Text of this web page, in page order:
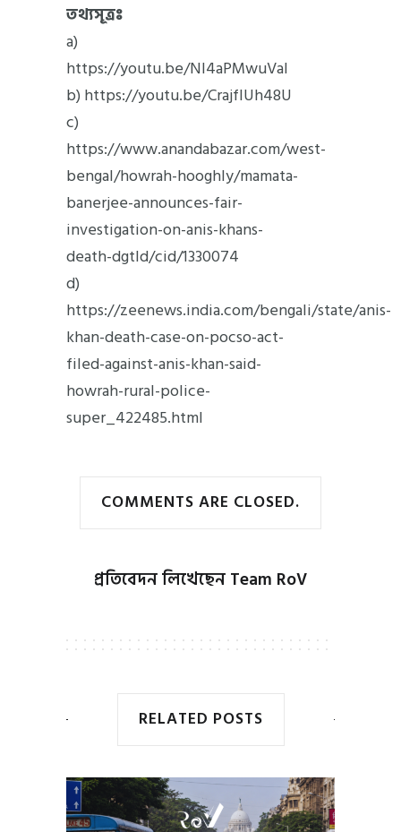
তথ্যসূত্রঃ
a)
https://youtu.be/NI4aPMwuVaI
b) https://youtu.be/CrajfIUh48U
c)
https://www.anandabazar.com/west-
bengal/howrah-hooghly/mamata-
banerjee-announces-fair-
investigation-on-anis-khans-
death-dgtld/cid/1330074
d)
https://zeenews.india.com/bengali/state/anis-
khan-death-case-on-pocso-act-
filed-against-anis-khan-said-
howrah-rural-police-
super_422485.html
COMMENTS ARE CLOSED.
প্রতিবেদন লিখেছেনTeam RoV
RELATED POSTS